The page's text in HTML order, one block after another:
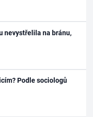
nevystřelila na bránu,
Podle sociologů